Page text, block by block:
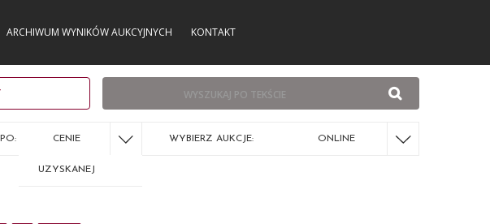
ARCHIWUM WYNIKÓW AUKCYJNYCH KONTAKT
CENIE
UZYSKANEJ
WYBIERZ AUKCJE: ONLINE